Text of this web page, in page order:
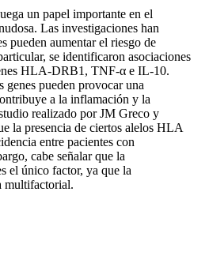
un papel importante en el
Las investigaciones han
pueden aumentar el riesgo de
se identificaron asociaciones
HLA-DRB1, TNF-α e IL-10.
genes pueden provocar una
a la inflamación y la
realizado por JM Greco y
la presencia de ciertos alelos HLA
entre pacientes con
cabe señalar que la
el único factor, ya que la
multifactorial.